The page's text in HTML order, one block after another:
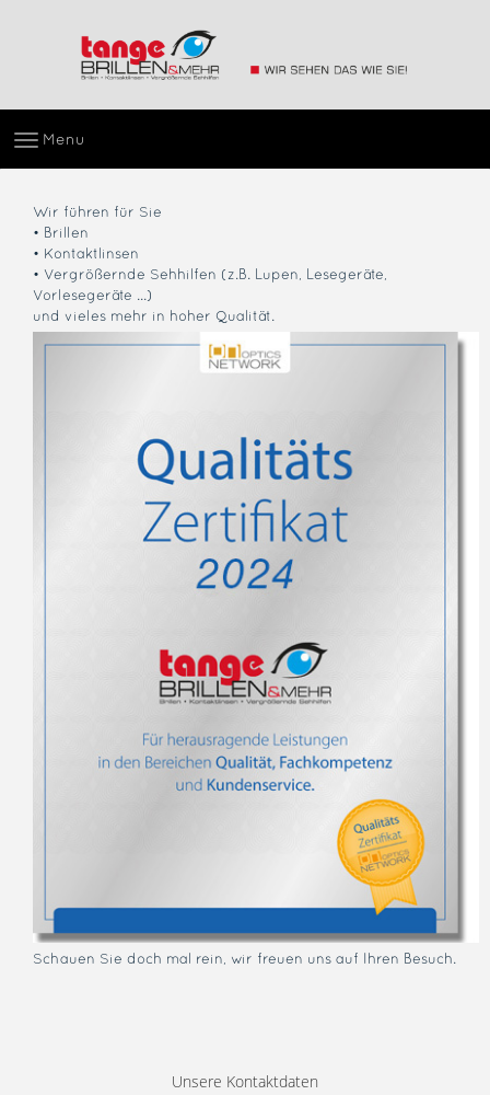
Menu
Wir führen für Sie
• Brillen
• Kontaktlinsen
• Vergrößernde Sehhilfen (z.B. Lupen, Lesegeräte,
Vorlesegeräte ...)
und vieles mehr in hoher Qualität.
Schauen Sie doch mal rein, wir freuen uns auf Ihren Besuch.
Unsere Kontaktdaten